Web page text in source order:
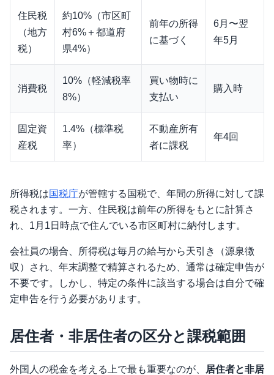
住民税
（地方
税）
約10%（市区町
村6%＋都道府
県4%）
前年の所得
に基づく
6月〜翌
年5月
消費税
10%（軽減税率
8%）
買い物時に
支払い
購入時
固定資
産税
1.4%（標準税
率）
不動産所有
者に課税
年4回
所得税は国税庁が管轄する国税で、年間の所得に対して課
税されます。一方、住民税は前年の所得をもとに計算さ
れ、1月1日時点で住んでいる市区町村に納付します。
会社員の場合、所得税は毎月の給与から天引き（源泉徴
収）され、年末調整で精算されるため、通常は確定申告が
不要です。しかし、特定の条件に該当する場合は自分で確
定申告を行う必要があります。
居住者・非居住者の区分と課税範囲
外国人の税金を考える上で最も重要なのが、
居住者と非居